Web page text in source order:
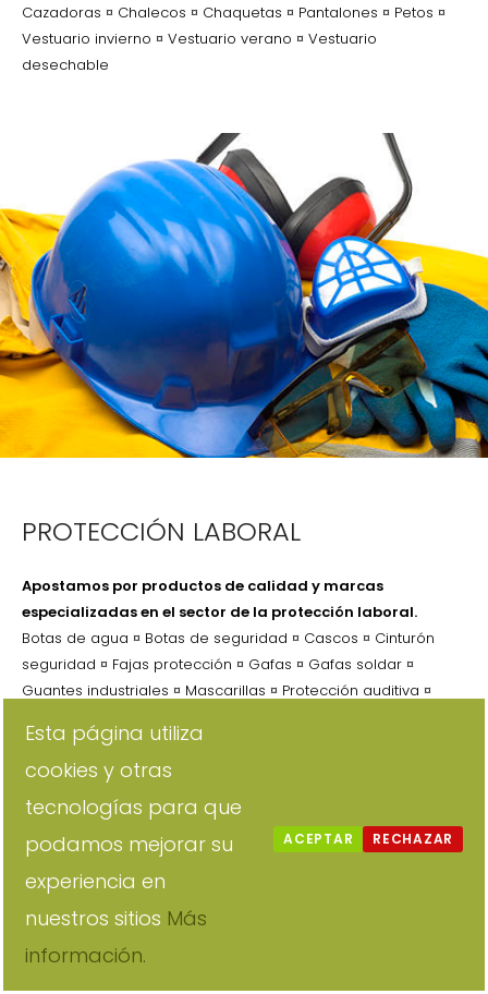
Cazadoras ¤ Chalecos ¤ Chaquetas ¤ Pantalones ¤ Petos ¤
Vestuario invierno ¤ Vestuario verano ¤ Vestuario
desechable
PROTECCIÓN LABORAL
Apostamos por productos de calidad y marcas
especializadas en el sector de la protección laboral.
Botas de agua ¤ Botas de seguridad ¤ Cascos ¤ Cinturón
seguridad ¤ Fajas protección ¤ Gafas ¤ Gafas soldar ¤
Guantes industriales ¤ Mascarillas ¤ Protección auditiva ¤
Esta página utiliza
cookies y otras
tecnologías para que
podamos mejorar su
experiencia en
nuestros sitios Más
información.
ACEPTAR RECHAZAR